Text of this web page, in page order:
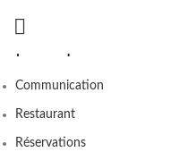
Communication
Restaurant
Réservations